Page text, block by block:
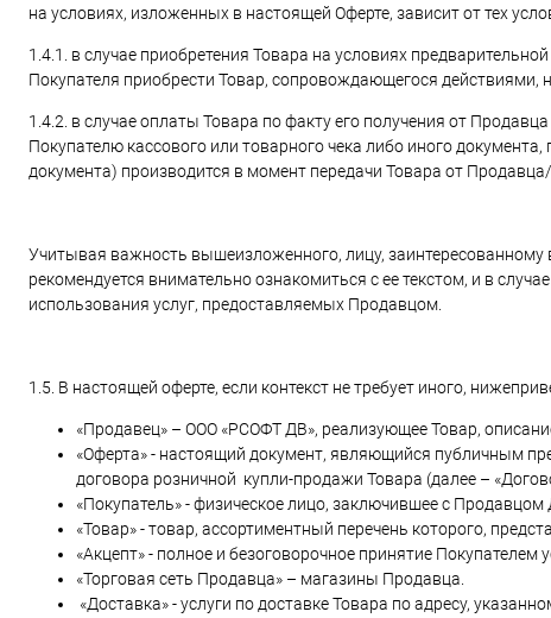
на условиях, изложенных в настоящей Оферте, зависит от тех
1.4.1. в случае приобретения Товара на условиях
Покупателя приобрести Товар, сопровождающегося действиями,
1.4.2. в случае оплаты Товара по факту его получения от
Покупателю кассового или товарного чека либо иного
документа) производится в момент передачи Товара от
Учитывая важность вышеизложенного, лицу, заинтересованному
рекомендуется внимательно ознакомиться с ее текстом, и в
использования услуг, предоставляемых Продавцом.
1.5. В настоящей оферте, если контекст не требует иного,
«Продавец» – ООО «РСОФТ ДВ», реализующее Товар,
«Оферта» - настоящий документ, являющийся публичным
договора розничной купли-продажи Товара (далее –
«Покупатель» - физическое лицо, заключившее с
«Товар» - товар, ассортиментный перечень которого,
«Акцепт» - полное и безоговорочное принятие
«Торговая сеть Продавца» – магазины Продавца.
«Доставка» - услуги по доставке Товара по адресу,